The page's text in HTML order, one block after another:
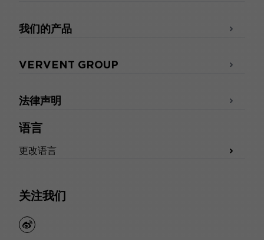
语言
更改语言
关注我们
weibo
我们的产品
VERVENT GROUP
法律声明